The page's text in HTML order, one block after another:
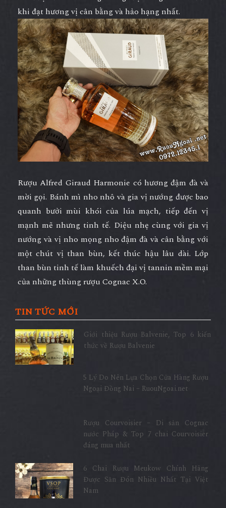
khi đạt hương vị cân bằng và hảo hạng nhất.
Rượu Alfred Giraud Harmonie có hương đậm đà và
mời gọi. Bánh mì nho nhô và gia vị nướng được bao
quanh bưởi mùi khói của lúa mạch, tiếp đến vị
mạnh mẽ nhưng tinh tế. Diệu nhẹ cùng với gia vị
nướng và vị nho mọng nho đậm đà và cân bằng với
một chút vị than bùn, kết thúc hậu lâu dài. Lớp
than bùn tinh tế làm khuếch đại vị tannin mềm mại
của những thùng rượu Cognac X.O.
TIN TỨC MỚI
Giới thiệu Rượu Balvenie, Top 6 kiến
thức về Rượu Balvenie
5 Lý Do Nên Lựa Chọn Cửa Hàng Rượu
Ngoại Đồng Nai – RuouNgoai.net
Rượu Courvoisier – Di sản Cognac
nước Pháp & Top 7 chai Courvoisier
đáng mua nhất
6 Chai Rượu Meukow Chính Hãng
Được Săn Đón Nhiều Nhất Tại Việt
Nam